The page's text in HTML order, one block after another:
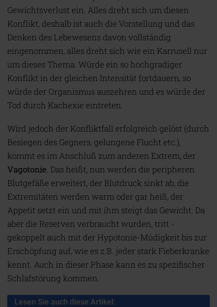
Gewichtsverlust ein. Alles dreht sich um diesen
Konflikt, deshalb ist auch die Vorstellung und das
Denken des Lebewesens davon vollständig
eingenommen, alles dreht sich wie ein Karrusell nur
um dieses Thema. Würde ein so hochgradiger
Konflikt in der gleichen Intensität fortdauern, so
würde der Organismus auszehren und es würde der
Tod durch Kachexie eintreten.
Wird jedoch der Konfliktfall erfolgreich gelöst (durch
Besiegen des Gegners, gelungene Flucht etc.),
kommt es im Anschluß zum anderen Extrem, der
Vagotonie. Das heißt, nun werden die peripheren
Blutgefäße erweitert, der Blutdruck sinkt ab, die
Extremitäten werden warm oder gar heiß, der
Appetit setzt ein und mit ihm steigt das Gewicht. Da
aber die Reserven verbraucht wurden, tritt -
gekoppelt auch mit der Hypotonie-Müdigkeit bis zur
Erschöpfung auf, wie es z.B. jeder stark Fieberkranke
kennt. Auch in dieser Phase kann es zu spezifischer
Schlafstörung kommen.
Lesen Sie auch diese Artikel: